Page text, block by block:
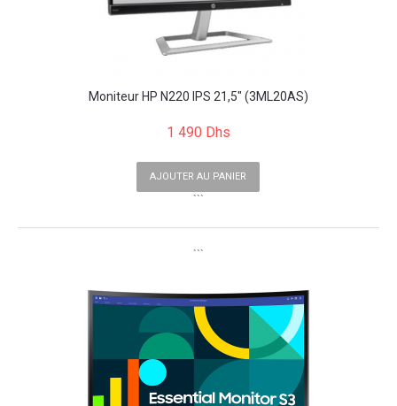
Moniteur HP N220 IPS 21,5" (3ML20AS)
1 490 Dhs
AJOUTER AU PANIER
```
```